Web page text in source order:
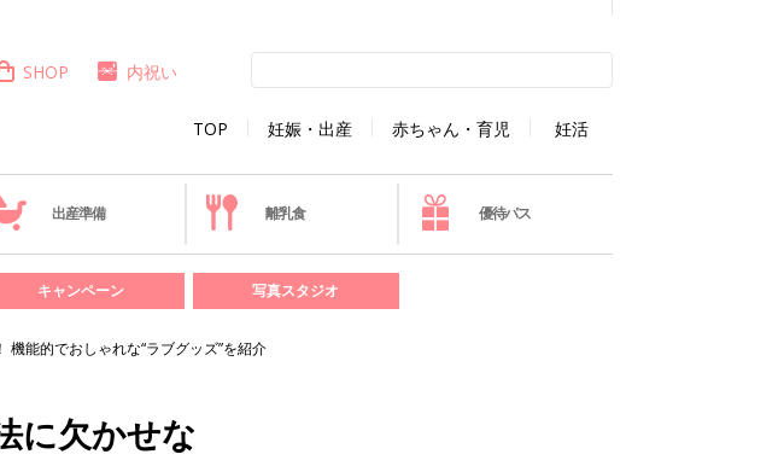
TOP 妊娠・出産 赤ちゃん・育児 妊活
SHOP 内祝い
出産準備 離乳食 優待パス
キャンペーン 写真スタジオ
機能的でおしゃれな“ラブグッズ”を紹介
に欠かせな